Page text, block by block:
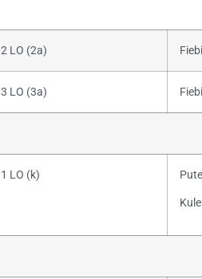
2 LO (2a)
3 LO (3a)
1 LO (k)